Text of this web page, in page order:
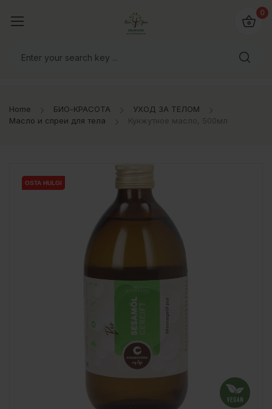
0
Home БИО-КРАСОТА
УХОД ЗА ТЕЛОМ
Масло и спреи для тела
Кунжутное масло, 500мл
OSTA HULGI
OSTA HULGI